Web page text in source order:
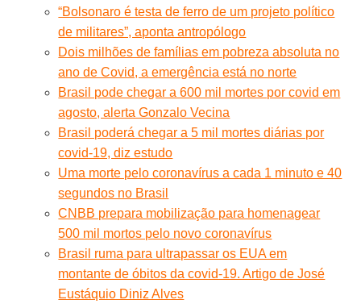
“Bolsonaro é testa de ferro de um projeto político
de militares”, aponta antropólogo
Dois milhões de famílias em pobreza absoluta no
ano de Covid, a emergência está no norte
Brasil pode chegar a 600 mil mortes por covid em
agosto, alerta Gonzalo Vecina
Brasil poderá chegar a 5 mil mortes diárias por
covid-19, diz estudo
Uma morte pelo coronavírus a cada 1 minuto e 40
segundos no Brasil
CNBB prepara mobilização para homenagear
500 mil mortos pelo novo coronavírus
Brasil ruma para ultrapassar os EUA em
montante de óbitos da covid-19. Artigo de José
Eustáquio Diniz Alves